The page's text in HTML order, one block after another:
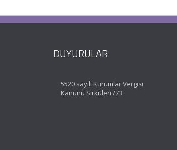
DUYURULAR
5520 sayılı Kurumlar Vergisi
Kanunu Sirküleri /73